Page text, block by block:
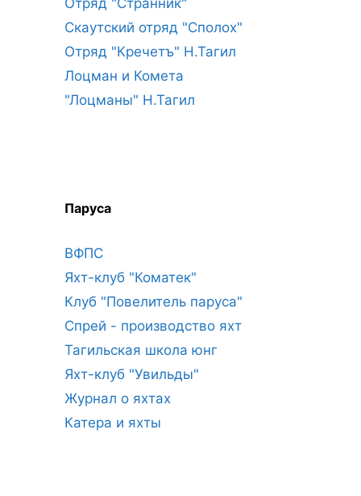
Отряд "Странник"
Скаутский отряд "Сполох"
Отряд "Кречетъ" Н.Тагил
Лоцман и Комета
"Лоцманы" Н.Тагил
Паруса
ВФПС
Яхт-клуб "Коматек"
Клуб "Повелитель паруса"
Спрей - производство яхт
Тагильская школа юнг
Яхт-клуб "Увильды"
Журнал о яхтах
Катера и яхты